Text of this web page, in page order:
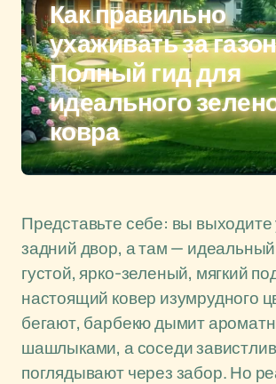
Как правильно
ухаживать за
Полный гид для
идеального
ковра
Представьте себе: вы
задний двор, а там — идеальный
густой, ярко-зеленый, мягкий
настоящий ковер изумрудного
бегают, барбекю дымит
шашлыками, а соседи
поглядывают через забор. Но